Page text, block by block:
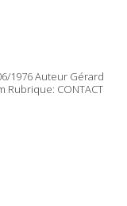
1976 Auteur Gérard
Rubrique: CONTACT